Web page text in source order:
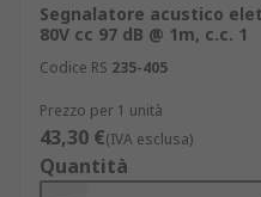
Segnalatore acustico
80V cc 97 dB @ 1m, c.c. 1
Codice RS 235-405
Prezzo per 1 unità
43,30 €(IVA esclusa)
Quantità